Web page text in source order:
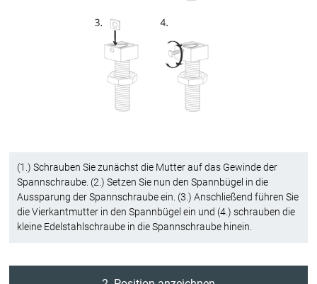
(1.) Schrauben Sie zunächst die Mutter auf das Gewinde der
Spannschraube. (2.) Setzen Sie nun den Spannbügel in die
Aussparung der Spannschraube ein. (3.) Anschließend führen Sie
die Vierkantmutter in den Spannbügel ein und (4.) schrauben die
kleine Edelstahlschraube in die Spannschraube hinein.